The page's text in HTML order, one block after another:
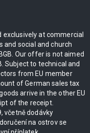
at commercial
and social and church
Our offer is not aimed
Subject to technical and
from EU member
of German sales tax
arrive in the other EU
of the receipt.
včetně dodávky
na ostrov se